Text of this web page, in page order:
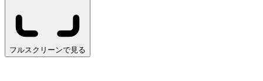
フルスクリーンで見る